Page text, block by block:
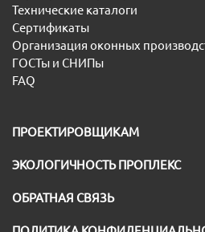
Технические каталоги
Сертификаты
Организация оконных
ГОСТы и СНИПы
FAQ
ПРОЕКТИРОВЩИКАМ
ЭКОЛОГИЧНОСТЬ ПРОПЛЕКС
ОБРАТНАЯ СВЯЗЬ